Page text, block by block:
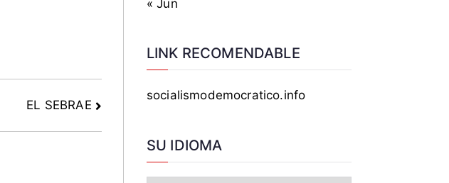
EL SEBRAE
« Jun
LINK RECOMENDABLE
socialismodemocratico.info
SU IDIOMA